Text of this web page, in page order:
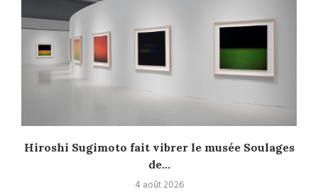
Hiroshi Sugimoto fait vibrer le musée Soulages
de...
4 août 2026